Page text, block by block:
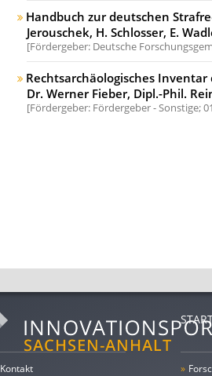
Handbuch zur deutschen
Jerouschek, H. Schlosser, E.
Fördergeber: Deutsche
Rechtsarchäologisches
Dr. Werner Fieber, Dipl.-Phil.
Fördergeber: Fördergeber - Sonstige;
Kontakt
»